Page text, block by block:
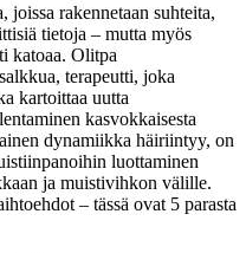
joissa rakennetaan suhteita,
tietoja – mutta myös
katoaa. Olitpa
terapeutti, joka
kartoittaa uutta
kasvokkaisesta
dynamiikka häiriintyy, on
luottaminen
ja muistivihkon välille.
– tässä ovat 5 parasta